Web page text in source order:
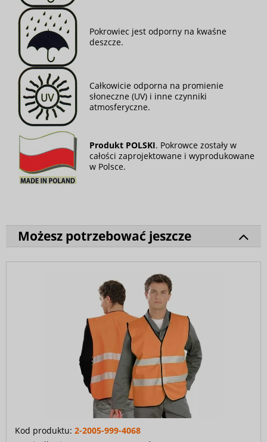
Pokrowiec jest odporny na kwaśne
deszcze.
Całkowicie odporna na promienie
słoneczne (UV) i inne czynniki
atmosferyczne.
Produkt POLSKI. Pokrowce zostały w
całości zaprojektowane i wyprodukowane
w Polsce.
Możesz potrzebować jeszcze
Kod produktu: 2-2005-999-4068